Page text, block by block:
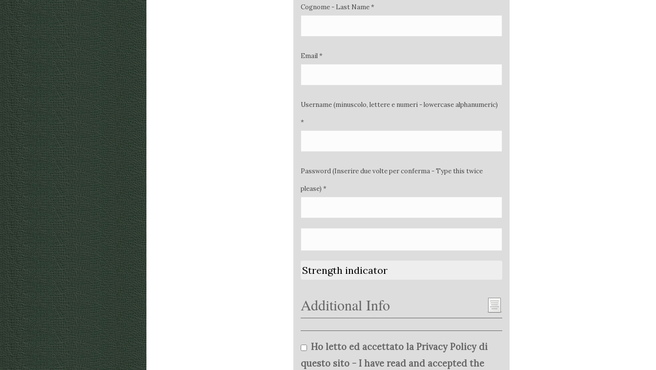
Cognome - Last Name *
Email *
Username (minuscolo, lettere e numeri - lowercase alphanumeric)
*
Password (Inserire due volte per conferma - Type this twice
please) *
Strength indicator
Additional Info
Ho letto ed accettato la Privacy Policy di
questo sito - I have read and accepted the